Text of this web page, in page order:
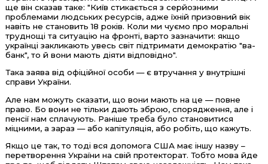
ще він сказав таке: "Київ стикається з серйозними
проблемами людських ресурсів, адже їхній призовний вік
навіть не становить 18 років. Коли ми чуємо про моральні
труднощі та ситуацію на фронті, варто зазначити: якщо
українці закликають увесь світ підтримати демократію "ва-
банк", то й вони мають діяти відповідно".
Така заява від офіційної особи — є втручання у внутрішні
справи України.
Але нам можуть сказати, що вони мають на це — повне
право. Бо вони не тільки дають зброю, спорядження, але і
пенсії нам сплачують. Раніше треба було становитися
міцними, а зараз — або капітуляція, або робіть, що кажуть.
Якщо це так, то тоді вся допомога США має іншу назву –
перетворення України на свій протекторат. Тобто мова йде